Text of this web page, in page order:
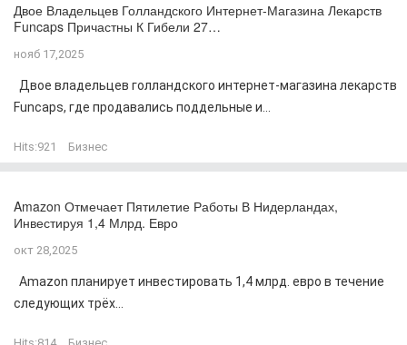
Двое Владельцев Голландского Интернет-Магазина Лекарств
Funcaps Причастны К Гибели 27…
нояб 17,2025
Двое владельцев голландского интернет-магазина лекарств
Funcaps, где продавались поддельные и...
Hits:921 Бизнес
Amazon Отмечает Пятилетие Работы В Нидерландах,
Инвестируя 1,4 Млрд. Евро
окт 28,2025
Amazon планирует инвестировать 1,4 млрд. евро в течение
следующих трёх...